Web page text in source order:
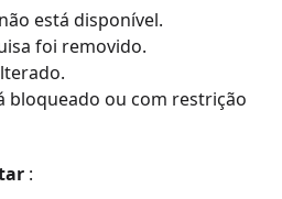
está disponível.
foi removido.
bloqueado ou com restrição
: